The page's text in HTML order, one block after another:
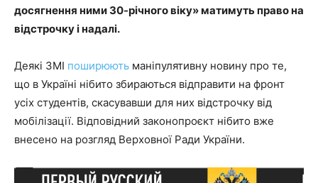
досягнення ними 30-річного віку» матимуть право на
відстрочку і надалі.
Деякі ЗМІ поширюють маніпулятивну новину про те,
що в Україні нібито збираються відправити на фронт
усіх студентів, скасувавши для них відстрочку від
мобілізації. Відповідний законопроєкт нібито вже
внесено на розгляд Верховної Ради України.